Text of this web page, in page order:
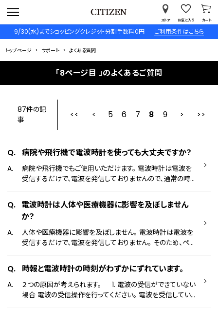
9/30(水)までショッピングクレジット分割手数料０円 ご利用条件はこちら
ストア お気に入り カート
トップページ サポート よくある質問
「8ページ目 」のよくあるご質問
87件の記
事
最初 前
5 6 7 8 9
病院や飛行機で電波時計を使っても大丈夫ですか？
病院や飛行機でもご使用いただけます。 電波時計は電波を
受信するだけで、電波を発信しておりませんので、通常の時
電波時計は人体や医療機器に影響を及ぼしません
か？
人体や医療機器に影響を及ぼしません。 電波時計は電波を
受信するだけで、電波を発信しておりません。 そのため、ペー
の時計と同様に安心してお使いいただけます。
時報と電波時計の時刻がわずかにずれています。
２つの原因が考えられます。 1. 電波の受信ができていない
場合 電波の受信操作を行ってください。 電波を受信してい